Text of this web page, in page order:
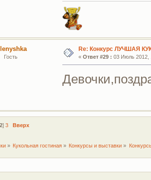
Гость
Re: Конкурс ЛУЧШАЯ
« Ответ #29 : 03 Июль 2012,
] 3 Вверх
» Кукольная гостиная » Конкурсы и выставки »